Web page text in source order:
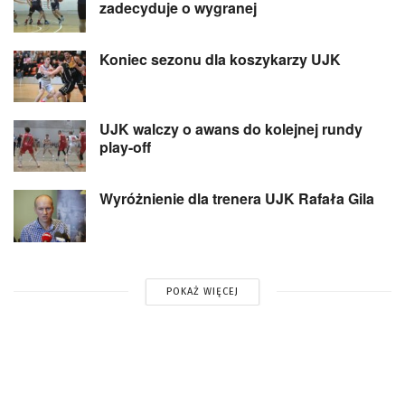
zadecyduje o wygranej
Koniec sezonu dla koszykarzy UJK
UJK walczy o awans do kolejnej rundy
play-off
Wyróżnienie dla trenera UJK Rafała Gila
POKAŻ WIĘCEJ